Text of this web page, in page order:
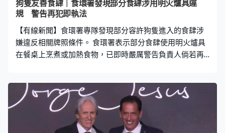
狗隻友善食肆｜食環署發現部分食肆涉用明火爐具違
規 警告再犯即執法
【有線新聞】食環署專隊發現部分容許狗隻進入的食肆涉
嫌違反相關牌照條件。 食環署表示部分食肆使用明火爐具
在餐桌上烹煮或加熱食物，已即時嚴厲警告負責人倘若再
重申牌照條件，即使不讓狗隻進入的時段或日子也不可在
餐桌上烹煮或加熱食物。專隊將繼續巡訪首批逾940間合
資格食肆。